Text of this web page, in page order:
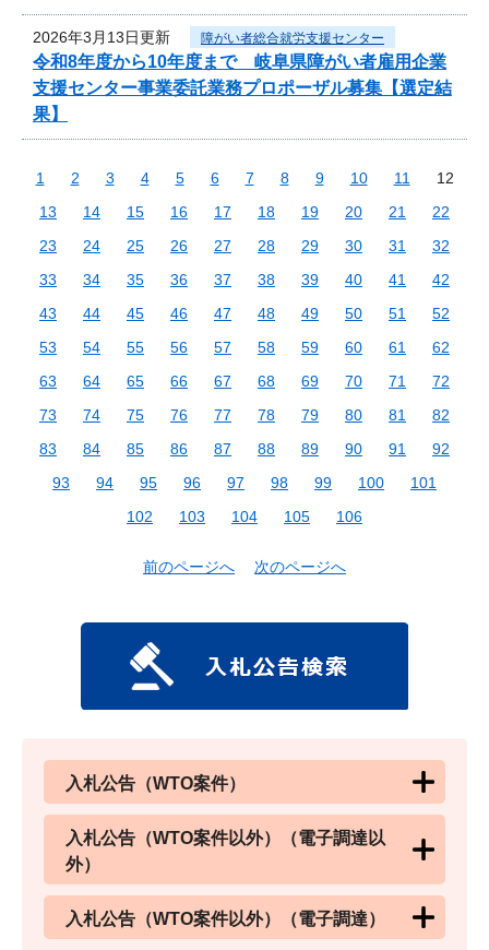
2026年3月13日更新 障がい者総合就労支援センター
令和8年度から10年度まで 岐阜県障がい者雇用企業
支援センター事業委託業務プロポーザル募集【選定結
果】
1 2 3 4 5 6 7 8 9 10 11
12
13
14 15 16 17 18 19 20 21
22
23
24 25 26 27 28 29 30 31
32
33
34 35 36 37 38 39 40 41
42
43
44 45 46 47 48 49 50 51
52
53
54 55 56 57 58 59 60 61
62
63
64 65 66 67 68 69 70 71
72
73
74 75 76 77 78 79 80 81
82
83
84 85 86 87 88 89 90 91
92
93
94 95 96 97 98 99 100
101
102
103 104 105 106
前のページへ 次のページへ
入札公告（WTO案件）
入札公告（WTO案件以外）（電子調達以
外）
入札公告（WTO案件以外）（電子調達）